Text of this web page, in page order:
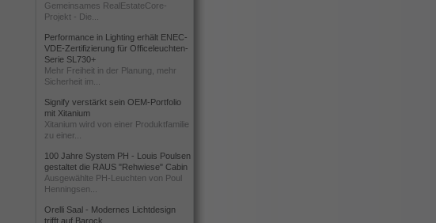
Gemeinsames RealEstateCore-
Projekt - Die...
Performance in Lighting erhält ENEC-
VDE-Zertifizierung für Officeleuchten-
Serie SL730+
Mehr Freiheit in der Planung, mehr
Sicherheit im...
Signify verstärkt sein OEM-Portfolio
mit Xitanium
Xitanium wird von einer Produktfamilie
zu einer...
100 Jahre System PH - Louis Poulsen
gestaltet die RAUS "Rehwiese" Cabin
Ausgewählte PH-Leuchten von Poul
Henningsen...
Orelli Saal - Modernes Lichtdesign
trifft auf Barock